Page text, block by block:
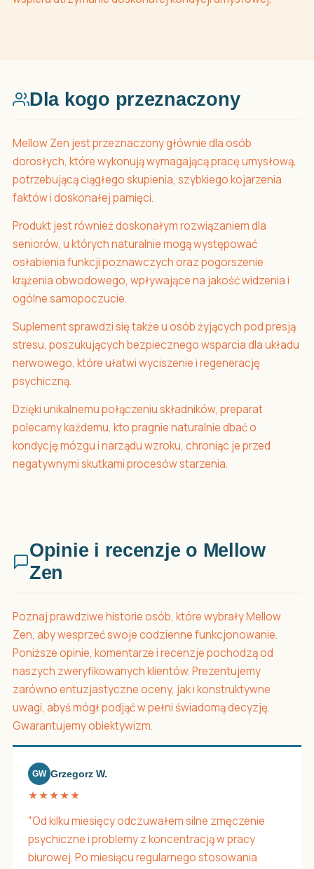
Dla kogo przeznaczony
Mellow Zen jest przeznaczony głównie dla osób
dorosłych, które wykonują wymagającą pracę umysłową,
potrzebującą ciągłego skupienia, szybkiego kojarzenia
faktów i doskonałej pamięci.
Produkt jest również doskonałym rozwiązaniem dla
seniorów, u których naturalnie mogą występować
osłabienia funkcji poznawczych oraz pogorszenie
krążenia obwodowego, wpływające na jakość widzenia i
ogólne samopoczucie.
Suplement sprawdzi się także u osób żyjących pod presją
stresu, poszukujących bezpiecznego wsparcia dla układu
nerwowego, które ułatwi wyciszenie i regenerację
psychiczną.
Dzięki unikalnemu połączeniu składników, preparat
polecamy każdemu, kto pragnie naturalnie dbać o
kondycję mózgu i narządu wzroku, chroniąc je przed
negatywnymi skutkami procesów starzenia.
Opinie i recenzje o Mellow
Zen
Poznaj prawdziwe historie osób, które wybrały Mellow
Zen, aby wesprzeć swoje codzienne funkcjonowanie.
Poniższe opinie, komentarze i recenzje pochodzą od
naszych zweryfikowanych klientów. Prezentujemy
zarówno entuzjastyczne oceny, jak i konstruktywne
uwagi, abyś mógł podjąć w pełni świadomą decyzję.
Gwarantujemy obiektywizm.
GW Grzegorz W.
★★★★★
"Od kilku miesięcy odczuwałem silne zmęczenie
psychiczne i problemy z koncentracją w pracy
biurowej. Po miesiącu regularnego stosowania